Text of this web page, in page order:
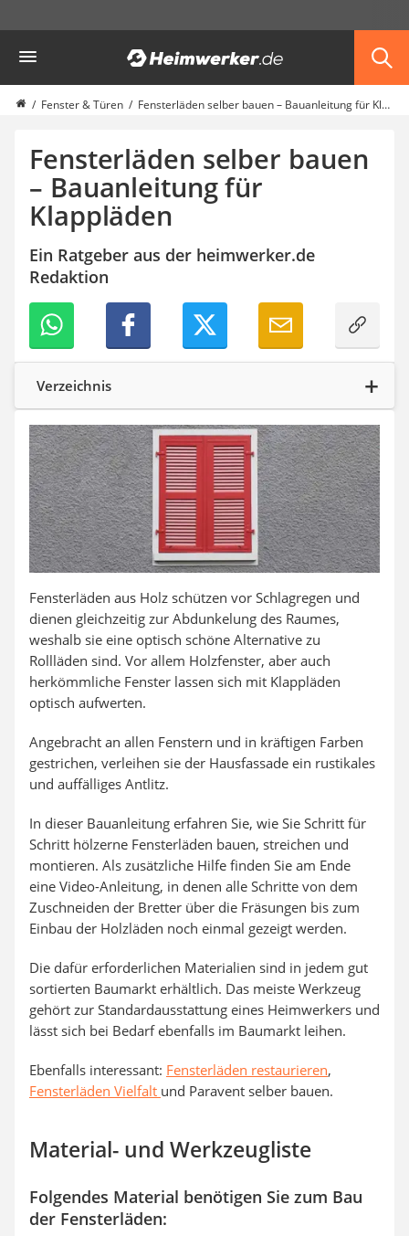
Haus & Bau
Außenleuchte mit Kamera
Ozongenerator
Smart-Home-Rauchmelder
Schlüsseltresor
Überwachungskameras außen
Regendusche
Reizstromgerät
Infrarot-Thermometer
GPS-Tracker
Digitale Zeitschaltuhr
Paketbriefkasten
Fensterkontaktschalter
Hygrometer
LED-Baustrahler
Tiefengrund
LED-Beamer
Video-Türsprechanlage
Fenster & Türen Fensterläden selber bauen – Bauanleitung für Klappläden
Fensterläden selber bauen
– Bauanleitung für
Klappläden
Ein Ratgeber aus der heimwerker.de
Redaktion
Verzeichnis
Fensterläden aus Holz schützen vor Schlagregen und
dienen gleichzeitig zur Abdunkelung des Raumes,
weshalb sie eine optisch schöne Alternative zu
Rollläden sind. Vor allem Holzfenster, aber auch
herkömmliche Fenster lassen sich mit Klappläden
optisch aufwerten.
Angebracht an allen Fenstern und in kräftigen Farben
gestrichen, verleihen sie der Hausfassade ein rustikales
und auffälliges Antlitz.
In dieser Bauanleitung erfahren Sie, wie Sie Schritt für
Schritt hölzerne Fensterläden bauen, streichen und
montieren. Als zusätzliche Hilfe finden Sie am Ende
eine Video-Anleitung, in denen alle Schritte von dem
Zuschneiden der Bretter über die Fräsungen bis zum
Einbau der Holzläden noch einmal gezeigt werden.
Die dafür erforderlichen Materialien sind in jedem gut
sortierten Baumarkt erhältlich. Das meiste Werkzeug
gehört zur Standardausstattung eines Heimwerkers und
lässt sich bei Bedarf ebenfalls im Baumarkt leihen.
Ebenfalls interessant: Fensterläden restaurieren,
Fensterläden Vielfalt und Paravent selber bauen.
Material- und Werkzeugliste
Folgendes Material benötigen Sie zum Bau
der Fensterläden: